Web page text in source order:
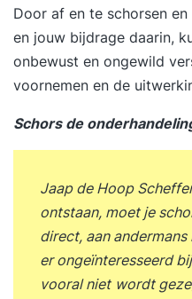
Door af en te schorsen
en jouw bijdrage daarin,
onbewust en ongewild
voornemen en de
Schors de
Jaap de Hoop
ontstaan, moet je
direct, aan
er ongeïnteresseerd
vooral niet wordt